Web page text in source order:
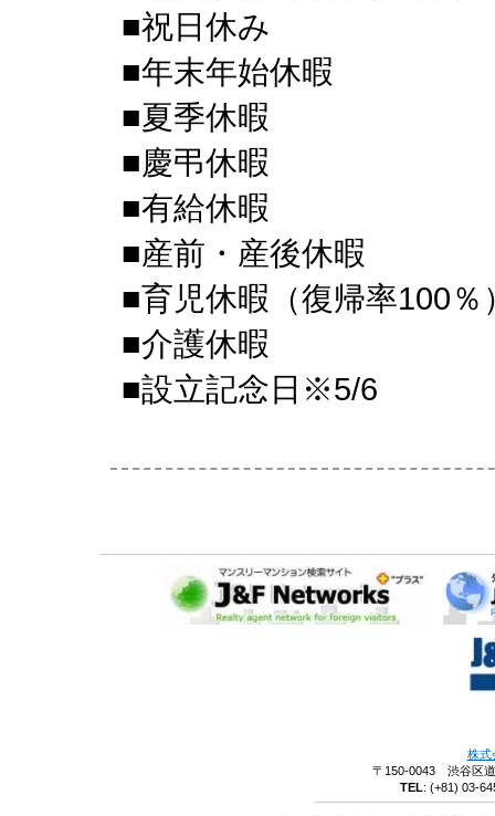
■祝日休み
■年末年始休暇
■夏季休暇
■慶弔休暇
■有給休暇
■産前・産後休暇
■育児休暇（復帰率100％
■介護休暇
■設立記念日※5/6
株式
〒150-0043 渋谷区
TEL: (+81) 03-